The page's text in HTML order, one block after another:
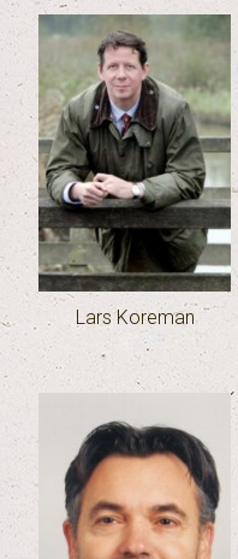
Lars Koreman